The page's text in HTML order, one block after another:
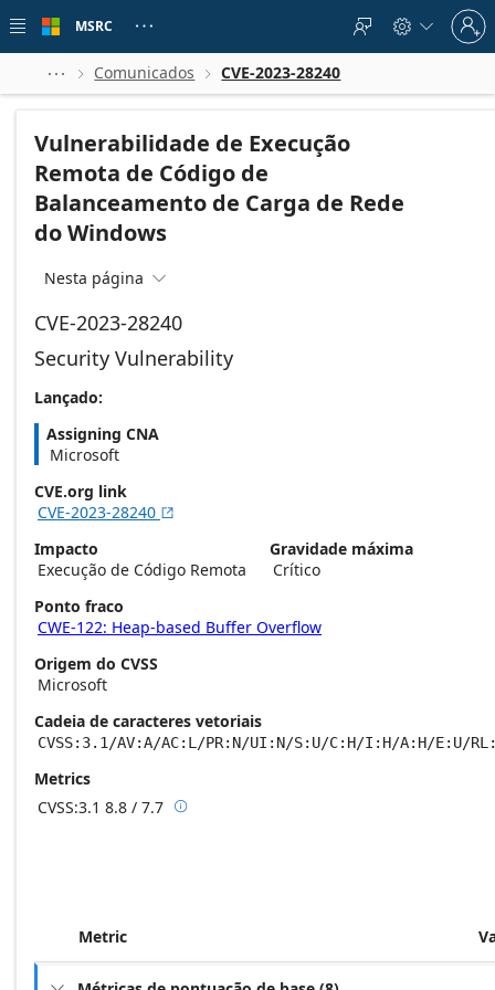
 main
MSRC    
Sign
in
to
account
  Comunicados  CVE-2023-28240
Vulnerabilidade de Execução
Remota de Código de
Balanceamento de Carga de Rede
do Windows
Nesta página 
CVE-2023-28240
Security Vulnerability
Lançado:
Assigning CNA
Microsoft
CVE.org link
CVE-2023-28240 
Impacto
Execução de Código Remota
Gravidade máxima
Crítico
Ponto fraco
CWE-122: Heap-based Buffer Overflow
Origem do CVSS
Microsoft
Cadeia de caracteres vetoriais
CVSS:3.1/AV:A/AC:L/PR:N/UI:N/S:U/C:H/I:H/A:H/E:U/
Metrics
CVSS:3.1 8.8 / 7.7 Base score metrics: 8.8 / Temporal score
Metric